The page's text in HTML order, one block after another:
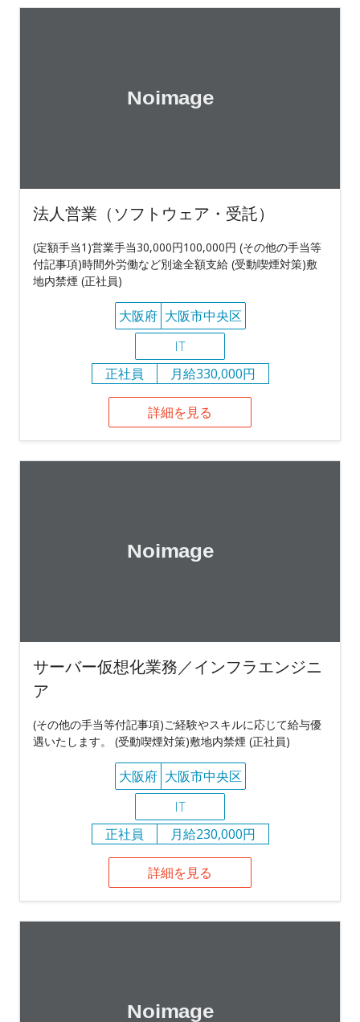
法人営業（ソフトウェア・受託）
(定額手当1)営業手当30,000円100,000円 (その他の手当等
付記事項)時間外労働など別途全額支給 (受動喫煙対策)敷
地内禁煙 (正社員)
大阪府 大阪市中央区
IT
正社員
月給330,000円
詳細を見る
サーバー仮想化業務／インフラエンジニ
ア
(その他の手当等付記事項)ご経験やスキルに応じて給与優
遇いたします。 (受動喫煙対策)敷地内禁煙 (正社員)
大阪府 大阪市中央区
IT
正社員
月給230,000円
詳細を見る